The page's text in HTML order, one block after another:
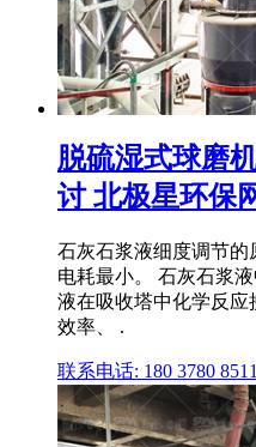
脱硫湿式球磨
讨 北极星环保
石灰石浆液细度调节的
电耗最小。 石灰石浆
液在吸收塔中化学反
效率、 .
联系电话: 180 3780 8511